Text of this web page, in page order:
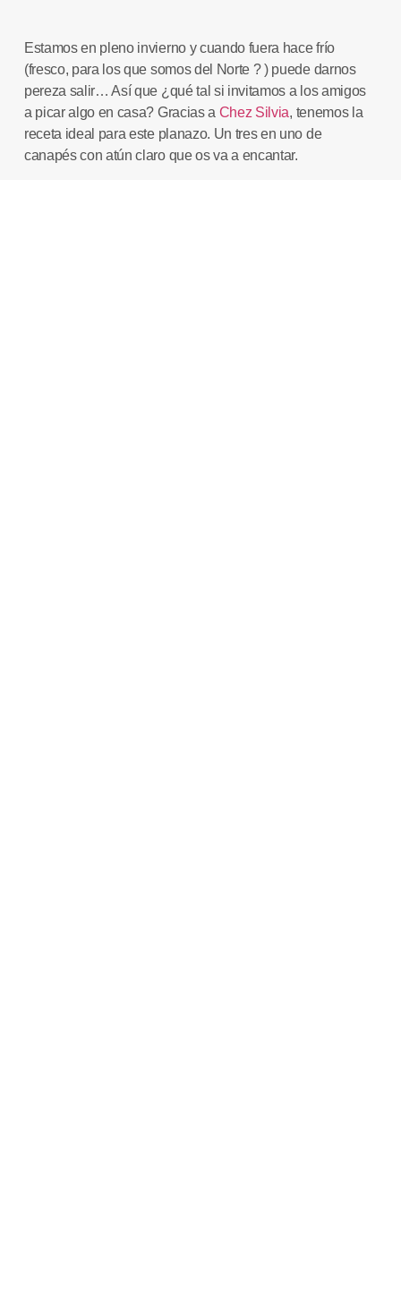
Estamos en pleno invierno y cuando fuera hace frío
(fresco, para los que somos del Norte ? ) puede darnos
pereza salir… Así que ¿qué tal si invitamos a los amigos
a picar algo en casa? Gracias a Chez Silvia, tenemos la
receta ideal para este planazo. Un tres en uno de
canapés con atún claro que os va a encantar.